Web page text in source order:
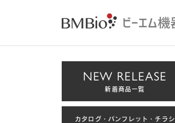
NEW RELEASE
新着商品一覧
カタログ・パンフレット・チラシ